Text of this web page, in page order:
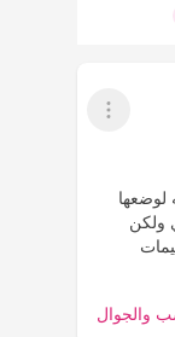
عرض القائمة
لوضعها
ولكن
والجوال